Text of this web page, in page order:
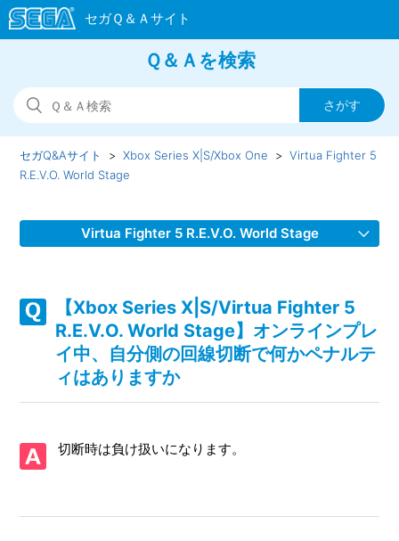
Ｑ＆Ａを検索
セガQ&Aサイト Xbox Series X|S/Xbox One
Virtua Fighter 5
R.E.V.O. World Stage
Virtua Fighter 5 R.E.V.O. World Stage
デュラルをアーケードモードで使えない
【Xbox Series X|S/Virtua Fighter 5 R.E.V.O. World Stage】
クロスプレイを制限したい・有効にしたい
【Xbox Series X|S/Virtua Fighter 5 R.E.V.O. World Stage】
【Xbox Series X|S/Virtua Fighter 5 R.E.V.O. World Stage】
【Xbox Series X|S/Virtua Fighter 5
R.E.V.O. World Stage】オンラインプレ
イ中、自分側の回線切断で何かペナルテ
ィはありますか
切断時は負け扱いになります。